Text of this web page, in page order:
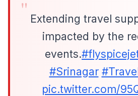
Extending travel
impacted by the
events.
#Srinagar
pic.twitter.com/